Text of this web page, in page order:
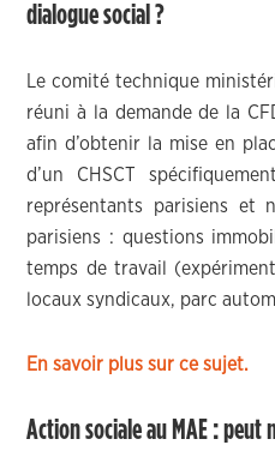
dialogue social ?
Le comité technique
réuni à la demande de la
afin d’obtenir la mise en
d’un CHSCT
représentants parisiens et
parisiens : questions
temps de travail
locaux syndicaux, parc
En savoir plus sur ce sujet.
Action sociale au MAE : peut